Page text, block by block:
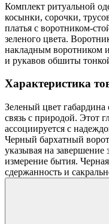
Комплект ритуальной
косынки, сорочки,
платья с воротником-
зеленого цвета.
накладным воротником
и рукавов обшиты
Характеристика
Зеленый цвет
связь с природой. Этот
ассоциируется с
Черный бархатный
указывая на завершение
измерение бытия.
сдержанность и